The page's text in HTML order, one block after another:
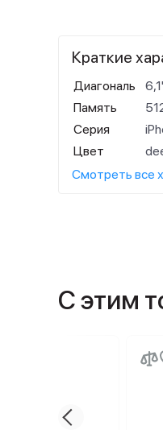
Краткие
Диагональ
Память
Серия
Цвет
Смотреть все
С этим